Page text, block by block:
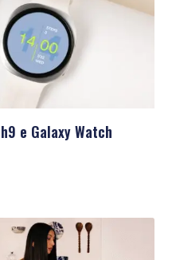
e Galaxy Watch